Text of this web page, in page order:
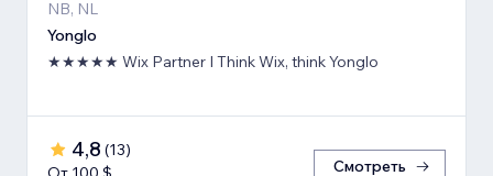
NB, NL
Yonglo
★★★★★ Wix Partner I Think Wix, think Yonglo
4,8 (13)
Смотреть